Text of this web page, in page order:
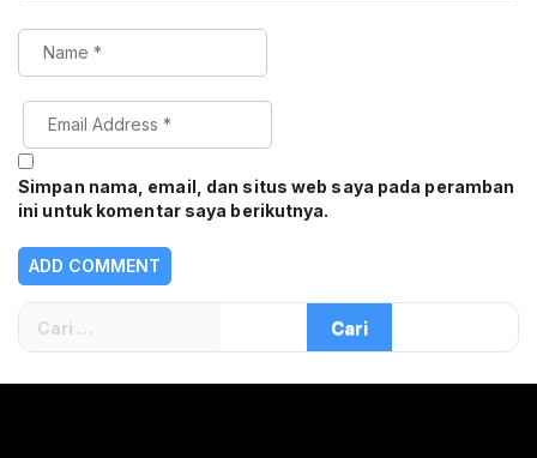
Simpan nama, email, dan situs web saya pada peramban
ini untuk komentar saya berikutnya.
Cari
untuk: